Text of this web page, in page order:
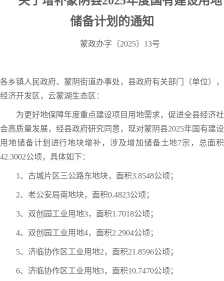
储备计划的通知
蒙政办字〔2025〕13号
各乡镇人民政府、蒙阴街道办事处，县政府有关部门（单位），
经济开发区，云蒙湖生态区：
为更好地保障年度重点建设项目用地需求，促进全县经济社
会高质量发展，经县政府研究同意，现对蒙阴县2025年国有建设
用地储备计划进行地块增补，涉及增加储备土地7宗，总面积
42.3002公顷，具体如下：
1、古城片区三公路东地块，面积3.8548公顷；
2、老公安局南地块，面积0.4823公顷；
3、双创园工业用地3，面积1.7018公顷；
4、双创园工业用地4，面积2.2904公顷；
5、济临协作区工业用地2，面积21.8596公顷；
6、济临协作区工业用地3，面积10.7470公顷；